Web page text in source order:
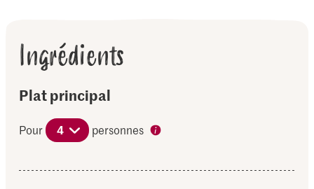
Ingrédients
Plat principal
Pour 4 personnes